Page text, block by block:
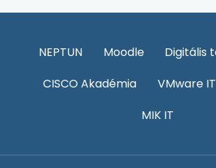
NEPTUN Moodle
Digitális
CISCO Akadémia
VMware
MIK IT